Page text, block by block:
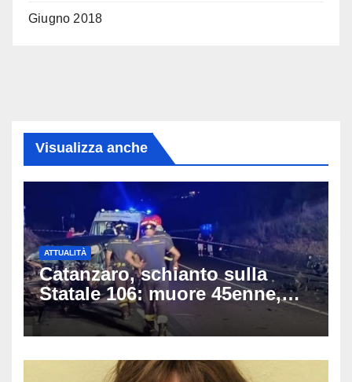
Giugno 2018
Visualizza anche
ATTUALITÀ
Catanzaro, schianto sulla
Statale 106: muore 45enne,
coinvolti un’auto, un suv e
una moto